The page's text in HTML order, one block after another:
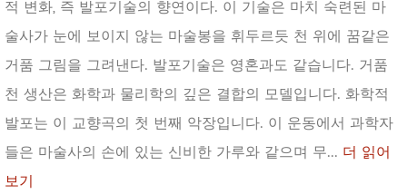
적 변화, 즉 발포기술의 향연이다. 이 기술은 마치 숙련된 마
술사가 눈에 보이지 않는 마술봉을 휘두르듯 천 위에 꿈같은
거품 그림을 그려낸다. 발포기술은 영혼과도 같습니다. 거품
천 생산은 화학과 물리학의 깊은 결합의 모델입니다. 화학적
발포는 이 교향곡의 첫 번째 악장입니다. 이 운동에서 과학자
들은 마술사의 손에 있는 신비한 가루와 같으며 무... 더 읽어
보기